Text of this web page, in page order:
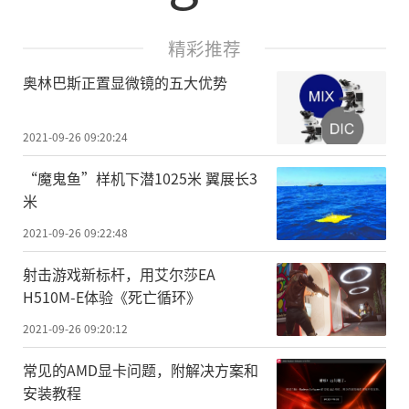
精彩推荐
奥林巴斯正置显微镜的五大优势
2021-09-26 09:20:24
“魔鬼鱼”样机下潜1025米 翼展长3
米
2021-09-26 09:22:48
射击游戏新标杆，用艾尔莎EA
H510M-E体验《死亡循环》
2021-09-26 09:20:12
常见的AMD显卡问题，附解决方案和
安装教程